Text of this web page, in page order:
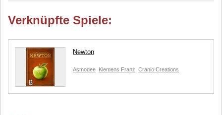
Verknüpfte Spiele:
Newton
Asmodee Klemens Franz Cranio Creations